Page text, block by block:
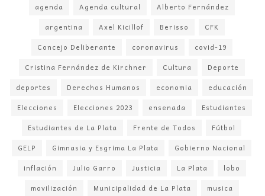
agenda Agenda cultural
Alberto Fernández
argentina
Axel Kicillof Berisso
CFK
Concejo Deliberante
coronavirus
covid-19
Cristina Fernández de Kirchner
Cultura
Deporte
deportes
Derechos Humanos economia
educación
Elecciones
Elecciones 2023 ensenada
Estudiantes
Estudiantes de La Plata
Frente de Todos
Fútbol
GELP
Gimnasia y Esgrima La Plata
Gobierno Nacional
inflación
Julio Garro Justicia La Plata
lobo
movilización
Municipalidad de La Plata
musica